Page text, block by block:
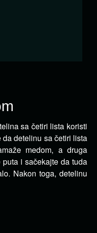
sa četiri lista koristi
detelinu sa četiri lista
medom, a druga
i sačekajte da tuda
Nakon toga, detelinu